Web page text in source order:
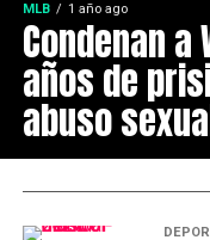
MLB 1 año ago
Condenan a
años de
abuso